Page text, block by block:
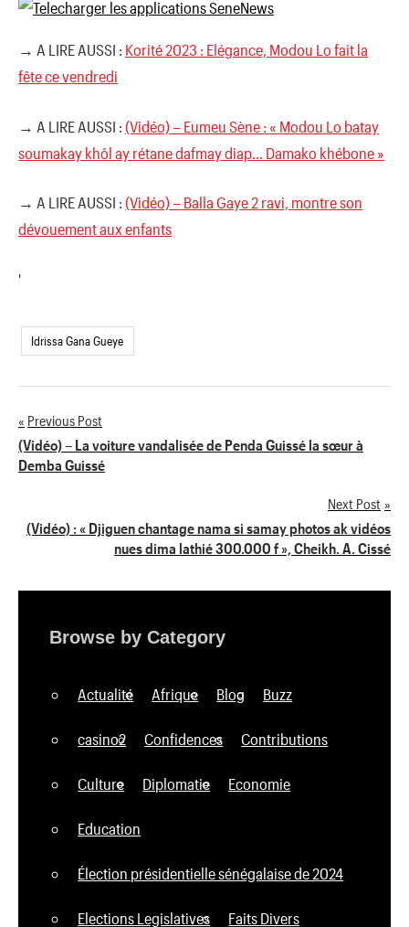
→ A LIRE AUSSI : Korité 2023 : Elégance, Modou Lo fait la
fête ce vendredi
→ A LIRE AUSSI : (Vidéo) – Eumeu Sène : « Modou Lo batay
soumakay khôl ay rétane dafmay diap… Damako khébone »
→ A LIRE AUSSI : (Vidéo) – Balla Gaye 2 ravi, montre son
dévouement aux enfants
'
Idrissa Gana Gueye
Navigation
de
Previous Post
(Vidéo) – La voiture vandalisée de Penda Guissé la sœur à
Demba Guissé
Next Post
(Vidéo) : « Djiguen chantage nama si samay photos ak vidéos
nues dima lathié 300.000 f », Cheikh. A. Cissé
Browse by Category
Actualité Afrique Blog Buzz
casino2 Confidences Contributions
Culture Diplomatie Economie
Education
Élection présidentielle sénégalaise de 2024
Elections Legislatives Faits Divers